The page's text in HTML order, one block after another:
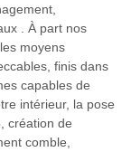
. À part nos
moyens
finis dans
capables de
intérieur, la pose
création de
comble,